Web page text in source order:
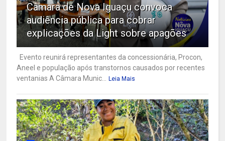
Câmara de Nova Iguaçu convoca
audiência pública para cobrar
explicações da Light sobre apagões
Evento reunirá representantes da concessionária, Procon,
Aneel e população após transtornos causados por recentes
ventanias A Câmara Munic...
Leia Mais